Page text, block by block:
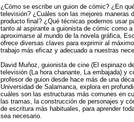
¿Cómo se escribe un guion de cómic? ¿En
televisión? ¿Cuáles son las mejores maneras
producto final? ¿Qué técnicas podemos usar
tanto al aspirante a guionista de cómic como
aproximarse al mundo de la novela gráfica,
ofrece diversas claves para exprimir al
trabajo más eficaz y adecuado a nuestras
David Muñoz, guionista de cine (El espinazo
televisión (La hora chanante, La embajada) y
profesor de guion desde hace más de una
Universidad de Salamanca, explora en
cuáles son las estructuras más comunes en
las tramas, la construcción de personajes y
de escritura más habituales, para aprender
sea necesario.